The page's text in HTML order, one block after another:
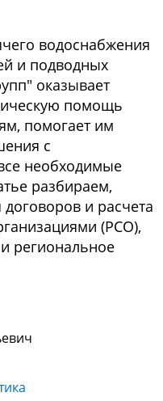
водоснабжения
и подводных
оказывает
помощь
помогает им
с
необходимые
разбираем,
и расчета
(РСО),
региональное